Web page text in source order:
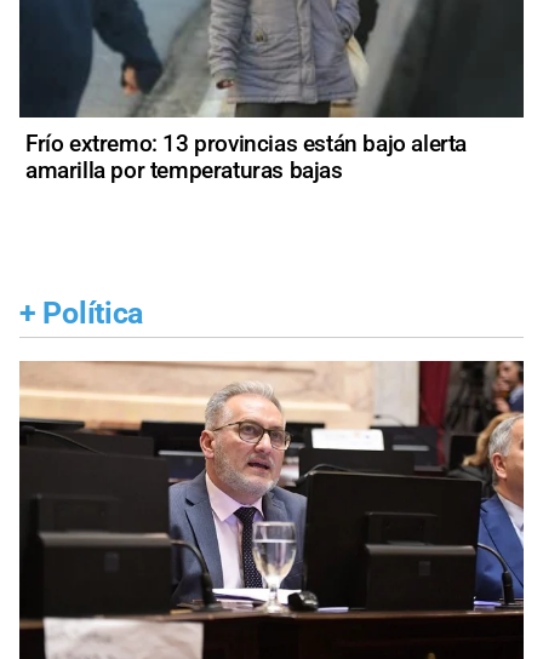
Frío extremo: 13 provincias están bajo alerta
amarilla por temperaturas bajas
+ Política